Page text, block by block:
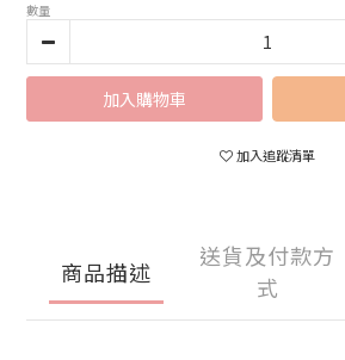
數量
加入購物車
加入追蹤清單
商品描述
送貨及付款方
式